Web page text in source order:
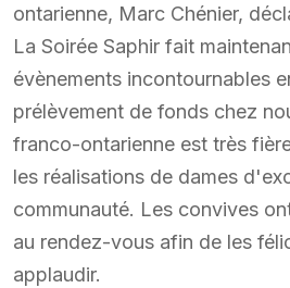
ontarienne, Marc Chénier,
La Soirée Saphir fait
évènements incontournables
prélèvement de fonds chez
franco-ontarienne est très
les réalisations de dames
communauté. Les convives
au rendez-vous afin de les
applaudir.